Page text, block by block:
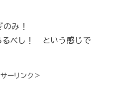
み！
るべし！ という感じで
ーリンク＞